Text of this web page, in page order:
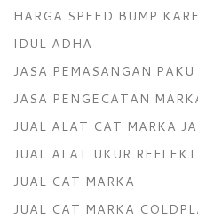
HARGA SPEED BUMP
IDUL ADHA
JASA PEMASANGAN PAKU
JASA PENGECATAN
JUAL ALAT CAT MARKA
JUAL ALAT UKUR
JUAL CAT MARKA
JUAL CAT MARKA